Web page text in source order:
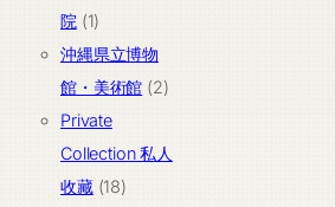
产
品
院 11
个
产
品
沖縄県立博物
館・美術館 22
产
Private
Collection 私人
收藏 1818